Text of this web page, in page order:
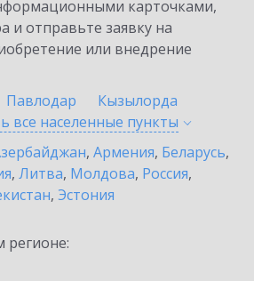
карточками,
и отправьте заявку на
или внедрение
Павлодар
Кызылорда
все населенные пункты
, Армения, Беларусь,
, Литва, Молдова, Россия,
, Эстония